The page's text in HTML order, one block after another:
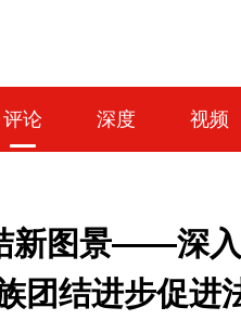
评论 深度 视频
新图景——深
团结进步促进